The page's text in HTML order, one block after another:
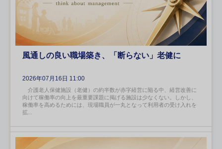
風通しの良い職場築き、「断らない」老健に
2026年07月16日 11:00
介護老人保健施設（老健）の約半数が赤字経営に陥る中、経営改善に
向けて稼働率の向上を最重要課題に掲げる施設は少なくない。しかし、
稼働率を高めるためには、現場職員が一丸となって利用者の受け入れを
拡...